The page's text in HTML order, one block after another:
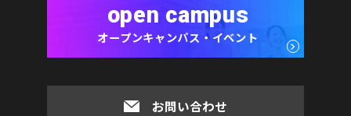
open campus
オープンキャンパス・イベント
お問い合わせ